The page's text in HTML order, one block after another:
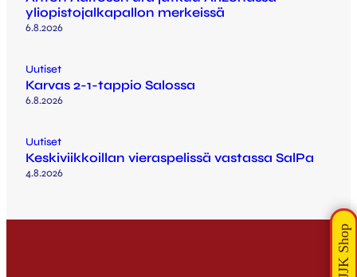
yliopistojalkapallon merkeissä
6.8.2026
Uutiset
Karvas 2-1-tappio Salossa
6.8.2026
Uutiset
Keskiviikkoillan vieraspelissä vastassa SalPa
4.8.2026